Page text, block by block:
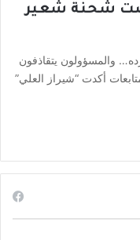
شحنة شعير
والمسؤولون يتقاذفون
أكدت “شيراز العلي”